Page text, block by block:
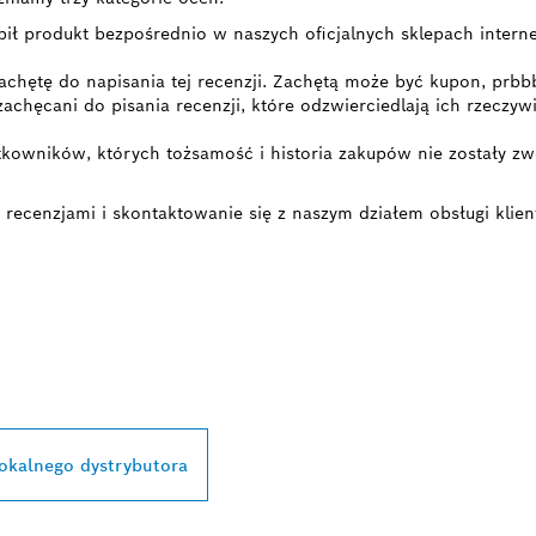
produkt bezpośrednio w naszych oficjalnych sklepach
do napisania tej recenzji. Zachętą może być kupon,
do pisania recenzji, które odzwierciedlają ich
których tożsamość i historia zakupów nie zostały
i skontaktowanie się z naszym działem obsługi
dystrybutora